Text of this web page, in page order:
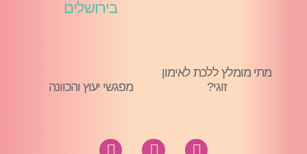
מתי מומלץ ללכת לאימון
זוגי?
מפגשי יעוץ והכוונה